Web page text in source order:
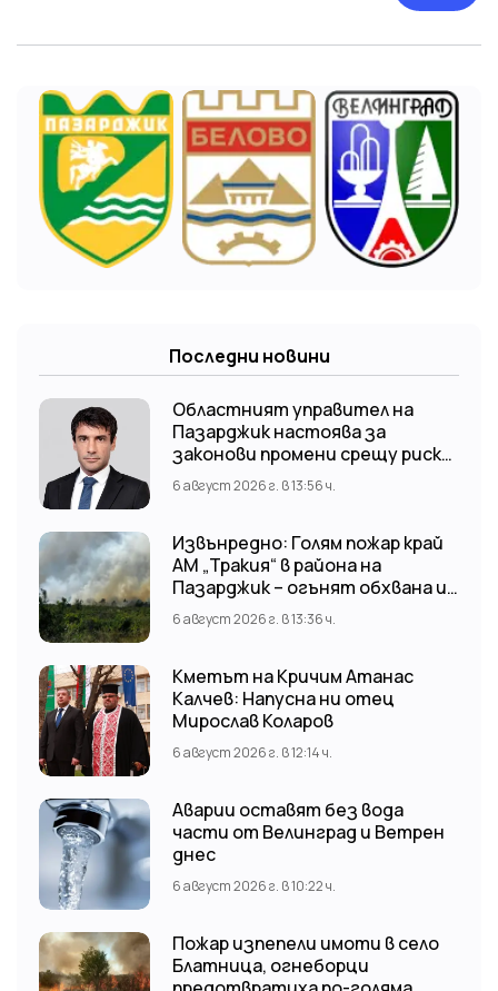
Последни новини
Областният управител на
Пазарджик настоява за
законови промени срещу риска
от наводнения
6 август 2026 г. в 13:56 ч.
Извънредно: Голям пожар край
АМ „Тракия“ в района на
Пазарджик – огънят обхвана и
лозови масиви
6 август 2026 г. в 13:36 ч.
Кметът на Кричим Атанас
Калчев: Напусна ни отец
Мирослав Коларов
6 август 2026 г. в 12:14 ч.
Аварии оставят без вода
части от Велинград и Ветрен
днес
6 август 2026 г. в 10:22 ч.
Пожар изпепели имоти в село
Блатница, огнеборци